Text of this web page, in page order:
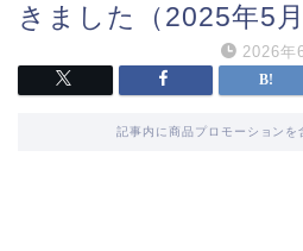
きました（2025年5月
2026年
記事内に商品プロモーションを